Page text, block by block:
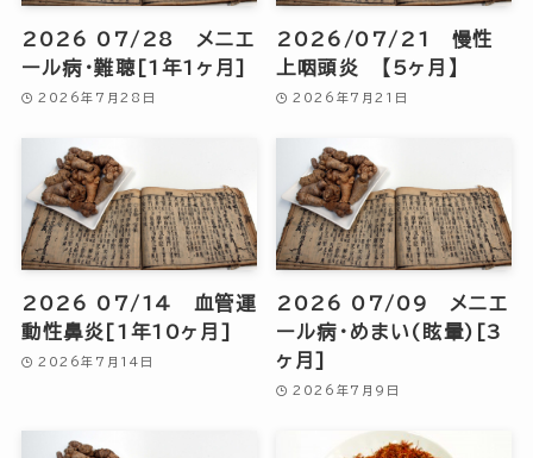
2026 07/28 メニエ
ール病・難聴[1年1ヶ月]
2026年7月28日
2026/07/21 慢性
上咽頭炎 【5ヶ月】
2026年7月21日
2026 07/14 血管運
動性鼻炎[1年10ヶ月]
2026年7月14日
2026 07/09 メニエ
ール病・めまい(眩暈)[3
ヶ月]
2026年7月9日